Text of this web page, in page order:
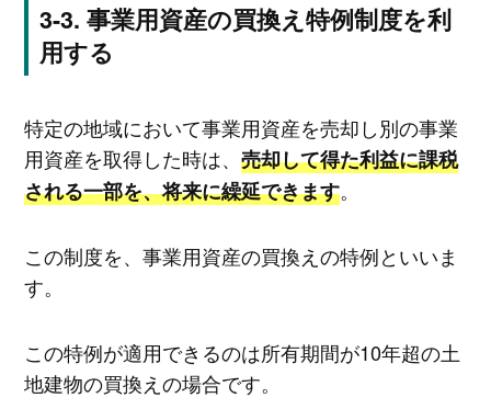
事業用資産の買換え特例制度を利
用する
特定の地域において事業用資産を売却し別の事業
用資産を取得した時は、 売却して得た利益に課税
される一部を、将来に繰延できます。
この制度を、事業用資産の買換えの特例といいま
す。
この特例が適用できるのは所有期間が10年超の土
地建物の買換えの場合です。